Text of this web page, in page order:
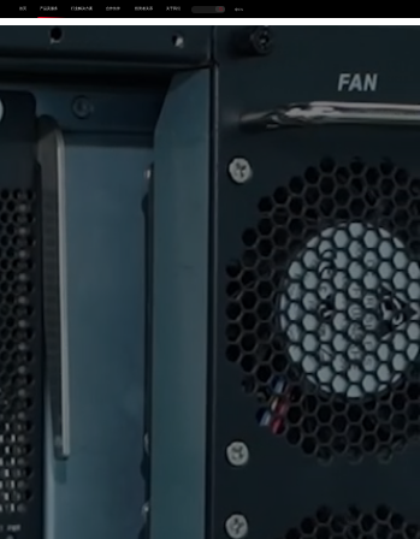
首页 产品及服务 行业解决方案 合作伙伴 投资者关系 关于我们 中EN